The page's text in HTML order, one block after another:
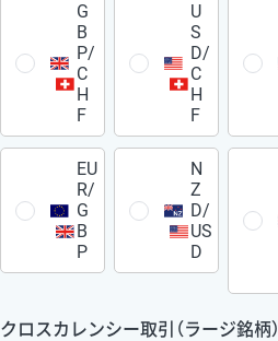
G
B
P/
C
H
F
U
S
D/
C
H
F
EU
R/
G
B
P
N
Z
D/
US
D
クロスカレンシー取引（ラージ銘柄）